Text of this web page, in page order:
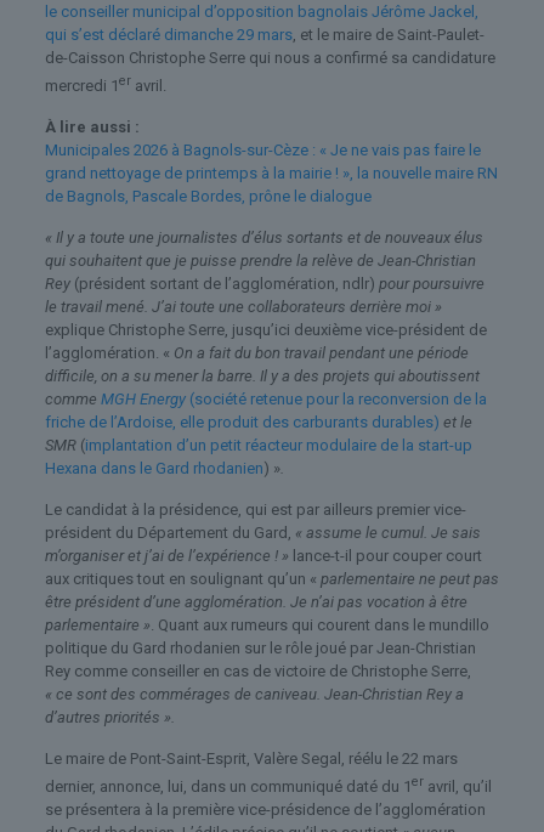
le conseiller municipal d’opposition bagnolais Jérôme Jackel,
qui s’est déclaré dimanche 29 mars, et le maire de Saint-Paulet-
de-Caisson Christophe Serre qui nous a confirmé sa candidature
mercredi 1er avril.
À lire aussi :
Municipales 2026 à Bagnols-sur-Cèze : « Je ne vais pas faire le
grand nettoyage de printemps à la mairie ! », la nouvelle maire RN
de Bagnols, Pascale Bordes, prône le dialogue
« Il y a toute une journalistes d’élus sortants et de nouveaux élus
qui souhaitent que je puisse prendre la relève de Jean-Christian
Rey(président sortant de l’agglomération, ndlr) pour poursuivre
le travail mené. J’ai toute une collaborateurs derrière moi »
explique Christophe Serre, jusqu’ici deuxième vice-président de
l’agglomération. « On a fait du bon travail pendant une période
difficile, on a su mener la barre. Il y a des projets qui aboutissent
comme MGH Energy (société retenue pour la reconversion de la
friche de l’Ardoise, elle produit des carburants durables) et le
SMR (implantation d’un petit réacteur modulaire de la start-up
Hexana dans le Gard rhodanien) ».
Le candidat à la présidence, qui est par ailleurs premier vice-
président du Département du Gard, « assume le cumul. Je sais
m’organiser et j’ai de l’expérience ! » lance-t-il pour couper court
aux critiques tout en soulignant qu’un « parlementaire ne peut pas
être président d’une agglomération. Je n’ai pas vocation à être
parlementaire ». Quant aux rumeurs qui courent dans le mundillo
politique du Gard rhodanien sur le rôle joué par Jean-Christian
Rey comme conseiller en cas de victoire de Christophe Serre,
« ce sont des commérages de caniveau. Jean-Christian Rey a
d’autres priorités ».
Le maire de Pont-Saint-Esprit, Valère Segal, réélu le 22 mars
dernier, annonce, lui, dans un communiqué daté du 1er avril, qu’il
se présentera à la première vice-présidence de l’agglomération